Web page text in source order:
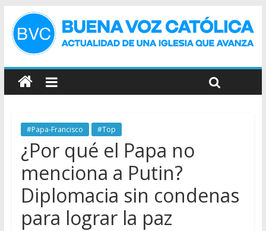
#Papa-Francisco #Top
¿Por qué el Papa no
menciona a Putin?
Diplomacia sin condenas
para lograr la paz